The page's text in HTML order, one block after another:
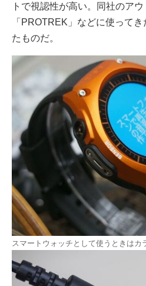
トで視認性が高い。同社のア
「PROTREK」などに使って
たものだ。
スマートウォッチとして使うときはカ